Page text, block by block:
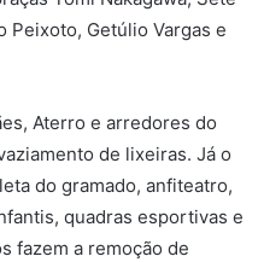
Peixoto, Getúlio Vargas e
Aterro e arredores do
de lixeiras. Já o
do gramado, anfiteatro,
quadras esportivas e
fazem a remoção de